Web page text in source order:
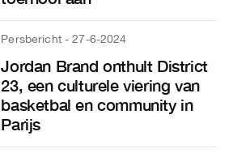
Persbericht - 27-6-2024
Jordan Brand onthult District
23, een culturele viering van
basketbal en community in
Parijs